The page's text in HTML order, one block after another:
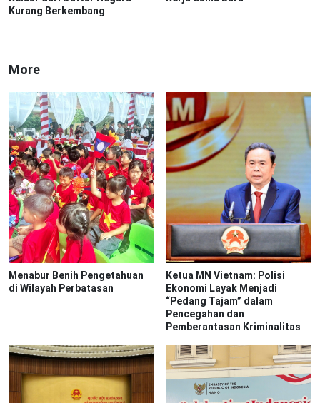
Kurang Berkembang
More
Menabur Benih Pengetahuan
di Wilayah Perbatasan
Ketua MN Vietnam: Polisi
Ekonomi Layak Menjadi
“Pedang Tajam” dalam
Pencegahan dan
Pemberantasan Kriminalitas